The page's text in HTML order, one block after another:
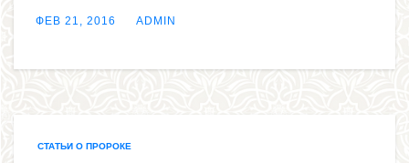
ФЕВ 21, 2016 ADMIN
СТАТЬИ О ПРОРОКЕ